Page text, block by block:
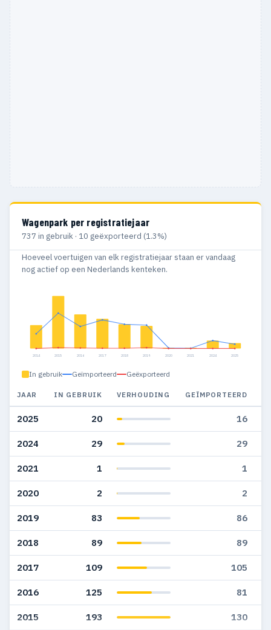
Wagenpark per registratiejaar
737 in gebruik · 10 geëxporteerd (1.3%)
Hoeveel voertuigen van elk registratiejaar staan er vandaag
nog actief op een Nederlands kenteken.
2014 2015 2016 2017 2018 2019 2020 2021 2024 2025
In gebruik Geïmporteerd Geëxporteerd
JAAR IN GEBRUIK VERHOUDING GEÏMPORTEERD
2025 20 16
2024 29 29
2021 1 1
2020 2 2
2019 83 86
2018 89 89
2017 109 105
2016 125 81
2015 193 130